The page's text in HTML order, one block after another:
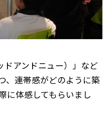
アンドニュー）」など
、連帯感がどのように築
に体感してもらいまし